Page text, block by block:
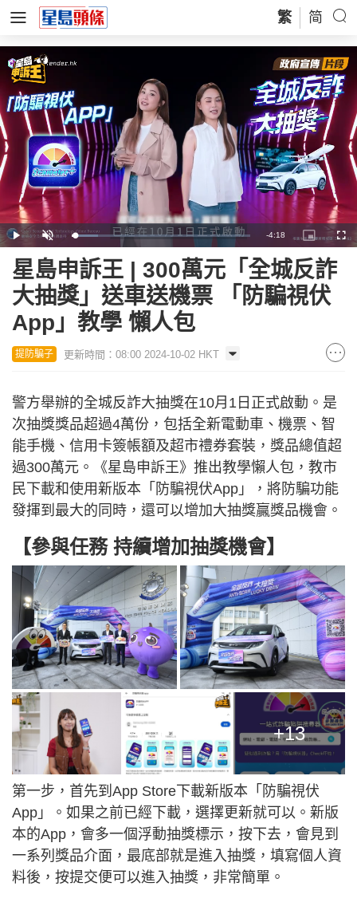
繁 简
Play Unmute Loaded:
14.87%
Remaining
Time
-4:18
Picture-
in-
星島申訴王 | 300萬元「全城反詐
大抽獎」送車送機票 「防騙視伏
App」教學 懶人包
提防騙子 更新時間：08:00 2024-10-02 HKT
警方舉辦的全城反詐大抽獎在10月1日正式啟動。是
次抽獎獎品超過4萬份，包括全新電動車、機票、智
能手機、信用卡簽帳額及超市禮券套裝，獎品總值超
過300萬元。《星島申訴王》推出教學懶人包，教市
民下載和使用新版本「防騙視伏App」，將防騙功能
發揮到最大的同時，還可以增加大抽獎贏獎品機會。
【參與任務 持續增加抽獎機會】
+13
第一步，首先到App Store下載新版本「防騙視伏
App」。如果之前已經下載，選擇更新就可以。新版
本的App，會多一個浮動抽獎標示，按下去，會見到
一系列獎品介面，最底部就是進入抽獎，填寫個人資
料後，按提交便可以進入抽獎，非常簡單。